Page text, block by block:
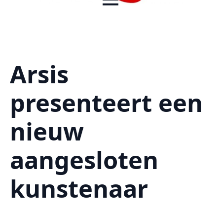
Arsis
presenteert een
nieuw
aangesloten
kunstenaar